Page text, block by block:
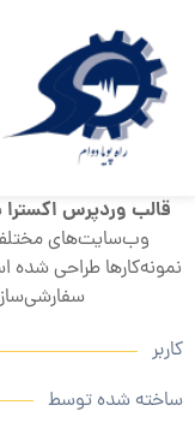
قالب وردپرس اکسترا
وب‌سایت‌های مختلف
نمونه‌کارها طراحی شده
کاربر
ساخته شده توسط